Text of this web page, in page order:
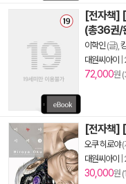
[전자책]
(총36권/
이학인 (글),
대원씨아이
72,000원
[전자책]
오쿠 히로야(
대원씨아이
30,000원